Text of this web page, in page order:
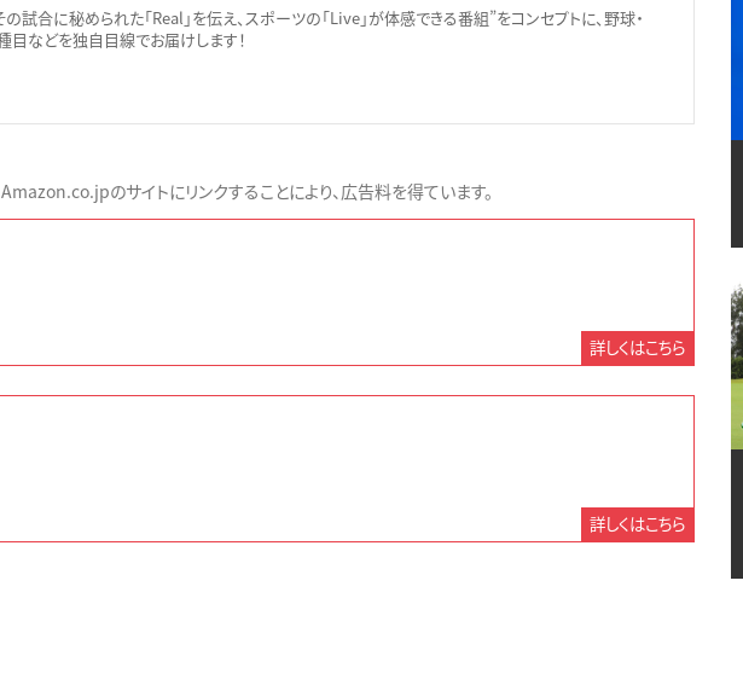
の試合に秘められた「Real」を伝え、スポーツの「Live」が体感できる番組”をコンセプトに、野球・
目などを独自目線でお届けします！
のサイトにリンクすることにより、広告料を得ています。
詳しくはこちら
詳しくはこちら